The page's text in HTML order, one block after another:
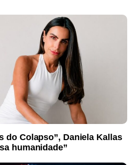
do Colapso”, Daniela Kallas
humanidade”